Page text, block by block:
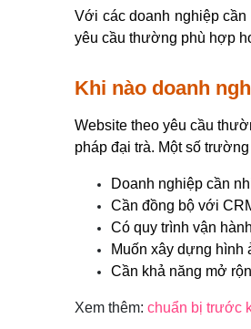
Với các doanh nghiệp
yêu cầu thường phù hợp
Khi nào doanh
Website theo yêu cầu
pháp đại trà. Một số
Doanh nghiệp cần
Cần đồng bộ với
Có quy trình vận
Muốn xây dựng hình
Cần khả năng mở
Xem thêm: chuẩn bị trước